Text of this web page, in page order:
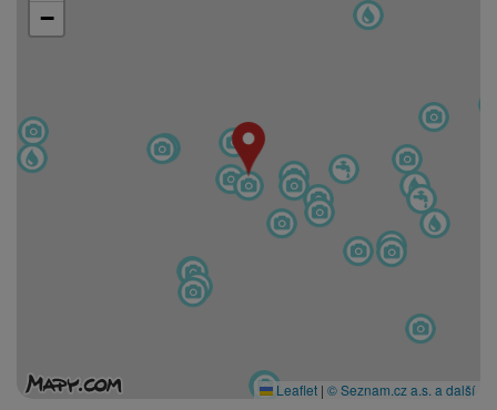
−
Leaflet | © Seznam.cz a.s. a další